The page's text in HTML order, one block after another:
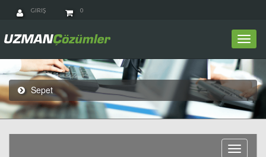
GIRIŞ 0
Sepet
Toggle